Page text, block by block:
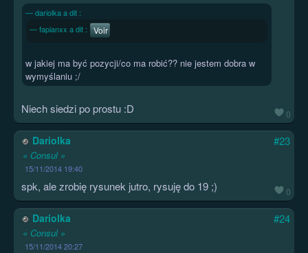
0
dariolka a dit :
fapianxx a dit :
Voir
w jakiej ma być pozycji/co ma robić?? nie jestem dobra w
wymyślaniu ;/
Niech siedzi po prostu :D
Dariolka
« Consul »
15/11/2014 19:40
#23
0
spk, ale zrobię rysunek jutro, rysuję do 19 ;)
Dariolka
« Consul »
15/11/2014 20:27
#24